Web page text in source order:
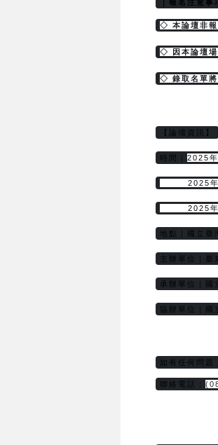
｜報名注意事
◇ 本論壇非報
◇ 因本論壇場
◇ 錄取名單將
【論壇資訊】
時間｜ 2025
2025年10
2025年10
地點｜國立臺
主辦單位｜臺
承辦單位｜國
協辦單位｜國
如有任何問題
聯絡電話：